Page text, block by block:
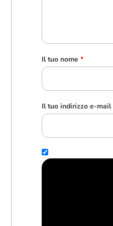
Il tuo nome *
Il tuo indirizzo e-mail